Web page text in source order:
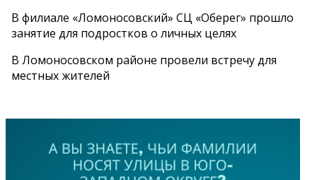
В филиале «Ломоносовский» СЦ «Оберег» прошло
занятие для подростков о личных целях
В Ломоносовском районе провели встречу для
местных жителей